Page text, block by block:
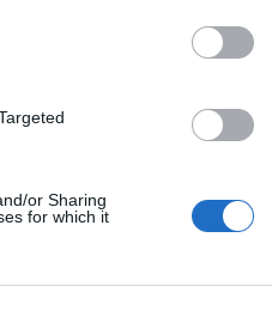
or Sharing
for which it